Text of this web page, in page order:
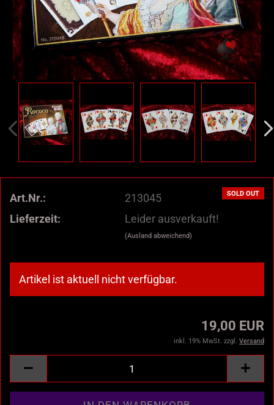
SOLD OUT
Art.Nr.:
213045
Lieferzeit:
Leider ausverkauft!
(Ausland abweichend)
Artikel ist aktuell nicht verfügbar.
19,00 EUR
inkl. 19% MwSt. zzgl. Versand